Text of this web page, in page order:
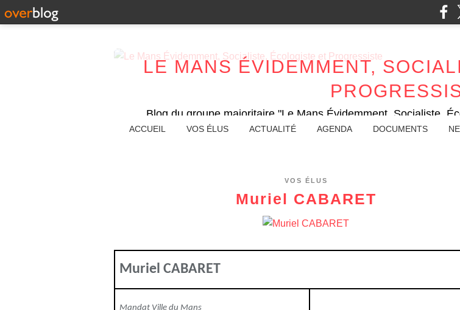
LE MANS ÉVIDEMMENT,
Blog du groupe majoritaire "Le Mans Évidemment, Socialiste,
ACCUEIL VOS ÉLUS ACTUALITÉ AGENDA DOCUMENTS
VOS ÉLUS
Muriel CABARET
Muriel CABARET
Mandat Ville du Mans